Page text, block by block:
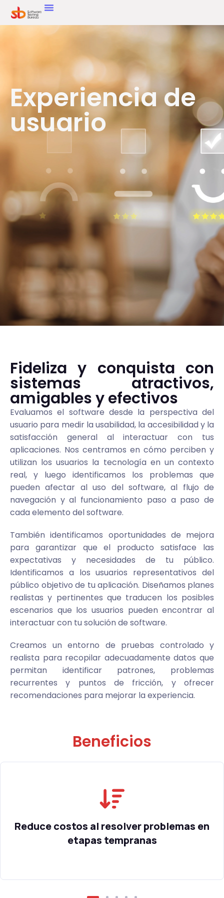
Experiencia de
usuario
Fideliza y conquista con
sistemas atractivos,
amigables y efectivos
Evaluamos el software desde la perspectiva del
usuario para medir la usabilidad, la accesibilidad y la
satisfacción general al interactuar con tus
aplicaciones. Nos centramos en cómo perciben y
utilizan los usuarios la tecnología en un contexto
real, y luego identificamos los problemas que
pueden afectar al uso del software, al flujo de
navegación y al funcionamiento paso a paso de
cada elemento del software.
También identificamos oportunidades de mejora
para garantizar que el producto satisface las
expectativas y necesidades de tu público.
Identificamos a los usuarios representativos del
público objetivo de tu aplicación. Diseñamos planes
realistas y pertinentes que traducen los posibles
escenarios que los usuarios pueden encontrar al
interactuar con tu solución de software.
Creamos un entorno de pruebas controlado y
realista para recopilar adecuadamente datos que
permitan identificar patrones, problemas
recurrentes y puntos de fricción, y ofrecer
recomendaciones para mejorar la experiencia.
Beneficios
Reduce costos al resolver problemas en
etapas tempranas